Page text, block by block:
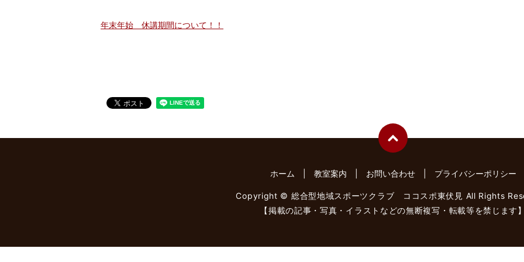
年末年始 休講期間について！！
ホーム 教室案内 お問い合わせ プライバシーポリシー
Copyright © 総合型地域スポーツクラブ ココスポ東伏見 All Rights
【掲載の記事・写真・イラストなどの無断複写・転載等を禁じます】